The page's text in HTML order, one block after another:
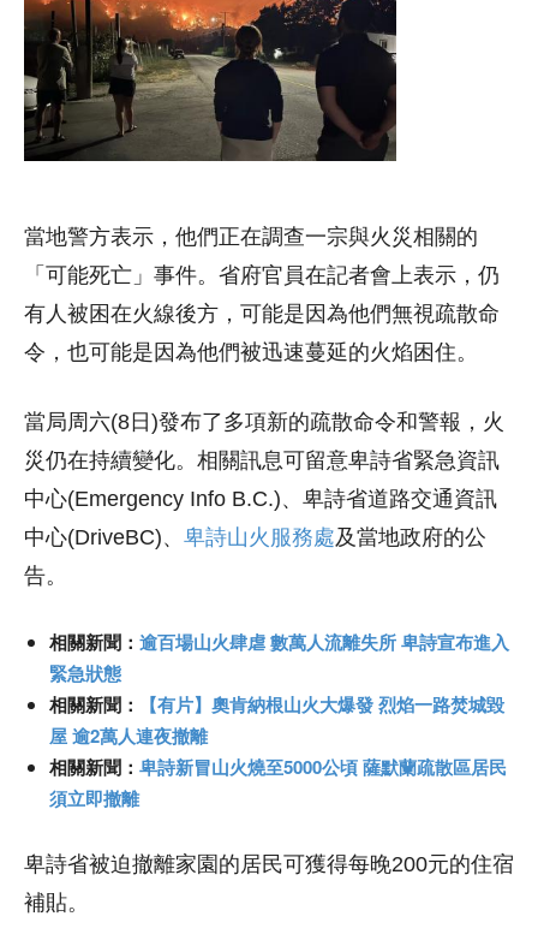
當地警方表示，他們正在調查一宗與火災相關的
「可能死亡」事件。省府官員在記者會上表示，仍
有人被困在火線後方，可能是因為他們無視疏散命
令，也可能是因為他們被迅速蔓延的火焰困住。
當局周六(8日)發布了多項新的疏散命令和警報，火
災仍在持續變化。相關訊息可留意卑詩省緊急資訊
中心(Emergency Info B.C.)、卑詩省道路交通資訊
中心(DriveBC)、 卑詩山火服務處及當地政府的公
告。
相關新聞： 逾百場山火肆虐 數萬人流離失所 卑詩宣布進入
緊急狀態
相關新聞： 【有片】奧肯納根山火大爆發 烈焰一路焚城毀
屋 逾2萬人連夜撤離
相關新聞： 卑詩新冒山火燒至5000公頃 薩默蘭疏散區居民
須立即撤離
卑詩省被迫撤離家園的居民可獲得每晚200元的住宿
補貼。